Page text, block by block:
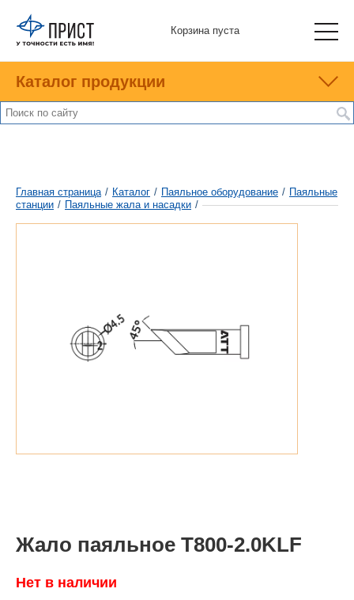
Корзина пуста
Каталог продукции
Главная страница / Каталог / Паяльное оборудование / Паяльные
станции / Паяльные жала и насадки /
Жало паяльное T800-2.0KLF
Нет в наличии